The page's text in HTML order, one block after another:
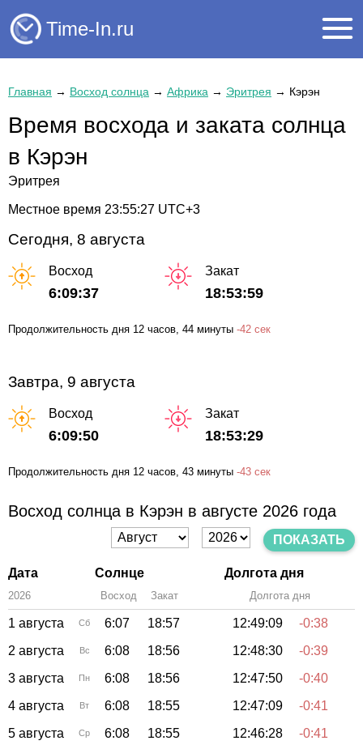
Time-In.ru
Главная → Восход солнца → Африка → Эритрея → Кэрэн
Время восхода и заката солнца
в Кэрэн
Эритрея
Местное время 23:55:28 UTC+3
Сегодня, 8 августа
Восход
6:09:37
Закат
18:53:59
Продолжительность дня 12 часов , 44 минуты -42 сек
Завтра, 9 августа
Восход
6:09:50
Закат
18:53:29
Продолжительность дня 12 часов, 43 минуты -43 сек
Восход солнца в Кэрэн в августе 2026 года
ПОКАЗАТЬ
Дата Солнце Долгота дня
2026 Восход Закат Долгота дня
1 августа Сб 6:07 18:57 12:49:09
-0:38
2 августа
Вс 6:08 18:56 12:48:30
-0:39
3 августа
Пн 6:08 18:56 12:47:50
-0:40
4 августа
Вт 6:08 18:55 12:47:09
-0:41
5 августа
Ср 6:08 18:55 12:46:28
-0:41